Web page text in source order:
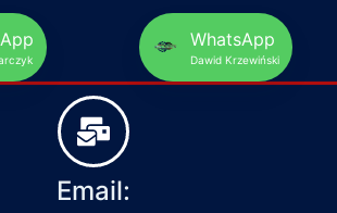
WhatsApp
Dawid Krzewiński
Email: